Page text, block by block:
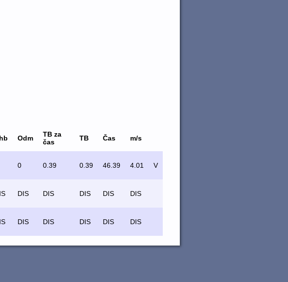
Odm
TB za
čas
TB Čas m/s
0 0.39 0.39 46.39 4.01 V
DIS DIS DIS DIS DIS
DIS DIS DIS DIS DIS